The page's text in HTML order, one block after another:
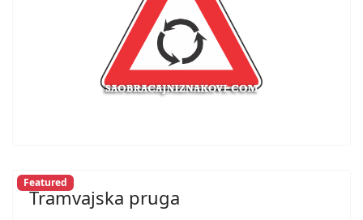
Featured
Tramvajska pruga